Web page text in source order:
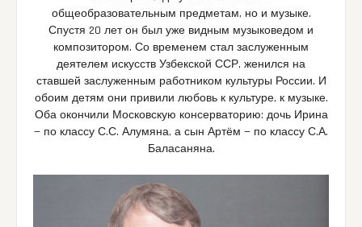
общеобразовательным предметам, но и музыке.
Спустя 20 лет он был уже видным музыковедом и
композитором. Со временем стал заслуженным
деятелем искусств Узбекской ССР, женился на
ставшей заслуженным работником культуры России. И
обоим детям они привили любовь к культуре, к музыке.
Оба окончили Московскую консерваторию: дочь Ирина
— по классу С.С. Алумяна, а сын Артём — по классу С.А.
Баласаняна.